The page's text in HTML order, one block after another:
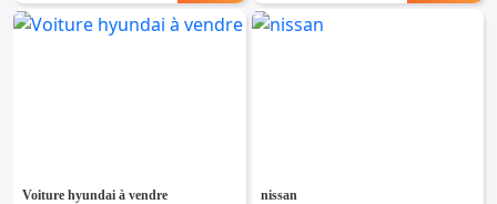
Voiture hyundai à vendre nissan